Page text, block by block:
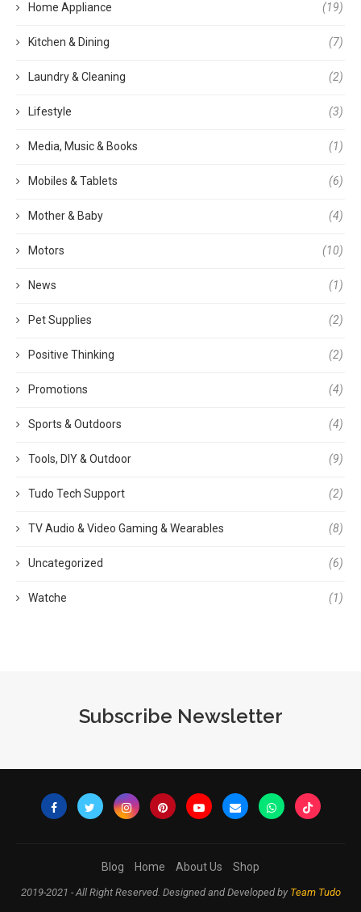
Home Appliance (19)
Kitchen & Dining (7)
Laundry & Cleaning (2)
Lifestyle (3)
Media, Music & Books (1)
Mobiles & Tablets (6)
Mother & Baby (4)
Motors (10)
News (1)
Pet Supplies (2)
Positive Thinking (2)
Promotions (4)
Sports & Outdoors (4)
Tools, DIY & Outdoor (9)
Tudo Tech Support (2)
TV Audio & Video Gaming & Wearables (8)
Uncategorized (6)
Watche (1)
Subscribe Newsletter
Blog Home About Us Shop
2019-2021 - All Right Reserved. Designed and Developed by Team Tudo